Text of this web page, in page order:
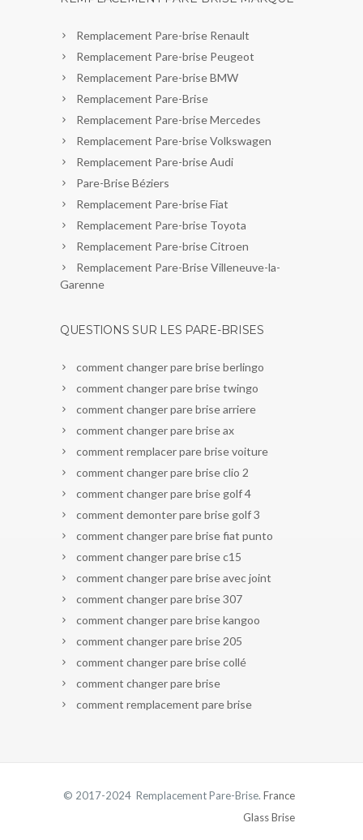
Remplacement Pare-brise Renault
Remplacement Pare-brise Peugeot
Remplacement Pare-brise BMW
Remplacement Pare-Brise
Remplacement Pare-brise Mercedes
Remplacement Pare-brise Volkswagen
Remplacement Pare-brise Audi
Pare-Brise Béziers
Remplacement Pare-brise Fiat
Remplacement Pare-brise Toyota
Remplacement Pare-brise Citroen
Remplacement Pare-Brise Villeneuve-la-
Garenne
QUESTIONS SUR LES PARE-BRISES
comment changer pare brise berlingo
comment changer pare brise twingo
comment changer pare brise arriere
comment changer pare brise ax
comment remplacer pare brise voiture
comment changer pare brise clio 2
comment changer pare brise golf 4
comment demonter pare brise golf 3
comment changer pare brise fiat punto
comment changer pare brise c15
comment changer pare brise avec joint
comment changer pare brise 307
comment changer pare brise kangoo
comment changer pare brise 205
comment changer pare brise collé
comment changer pare brise
comment remplacement pare brise
© 2017-2024 Remplacement Pare-Brise. France
Glass Brise